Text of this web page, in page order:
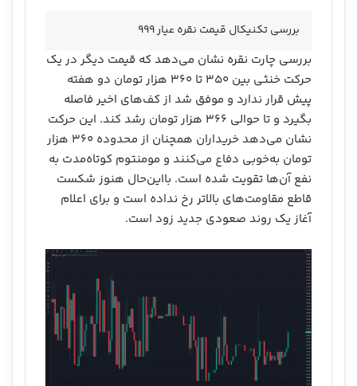
بررسی تکنیکال قیمت نقره عیار ۹۹۹
بررسی چارت نقره نشان می‌دهد که قیمت دیگر در یک
حرکت خنثی بین ۳۵۰ تا ۳۶۰ هزار تومان دو هفته
پیش قرار ندارد و موفق شد از کف‌های اخیر فاصله
بگیرد و تا حوالی ۳۶۶ هزار تومان رشد کند. این حرکت
نشان می‌دهد خریداران همچنان از محدوده ۳۶۰ هزار
تومان به‌خوبی دفاع می‌کنند و مومنتوم کوتاه‌مدت به
نفع آن‌ها تقویت شده است. بااین‌حال هنوز شکست
قاطع مقاومت‌های بالاتر رخ نداده است و برای اعلام
آغاز یک روند صعودی جدید زود است.